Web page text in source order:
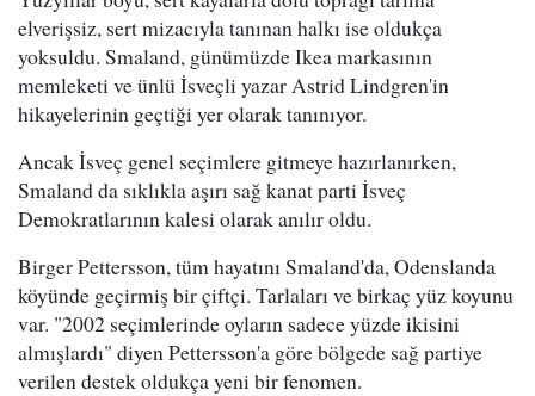
elverişsiz, sert mizacıyla tanınan halkı ise oldukça
yoksuldu. Smaland, günümüzde Ikea markasının
memleketi ve ünlü İsveçli yazar Astrid Lindgren'in
hikayelerinin geçtiği yer olarak tanınıyor.
Ancak İsveç genel seçimlere gitmeye hazırlanırken,
Smaland da sıklıkla aşırı sağ kanat parti İsveç
Demokratlarının kalesi olarak anılır oldu.
Birger Pettersson, tüm hayatını Smaland'da, Odenslanda
köyünde geçirmiş bir çiftçi. Tarlaları ve birkaç yüz koyunu
var. "2002 seçimlerinde oyların sadece yüzde ikisini
almışlardı" diyen Pettersson'a göre bölgede sağ partiye
verilen destek oldukça yeni bir fenomen.